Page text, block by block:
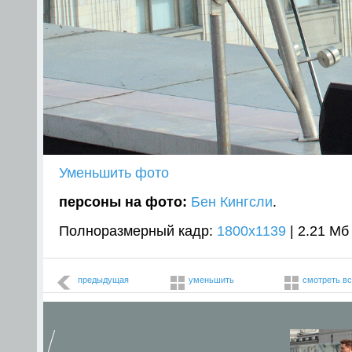
Уменьшить фото
персоны на фото: Бен Кингсли.
Полноразмерный кадр: 1800x1139 | 2.21 Мб
предыдущая уменьшить смотреть